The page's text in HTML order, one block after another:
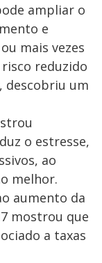
ampliar o
e
mais vezes
reduzido
descobriu um
o estresse,
ao
melhor.
aumento da
mostrou que
a taxas